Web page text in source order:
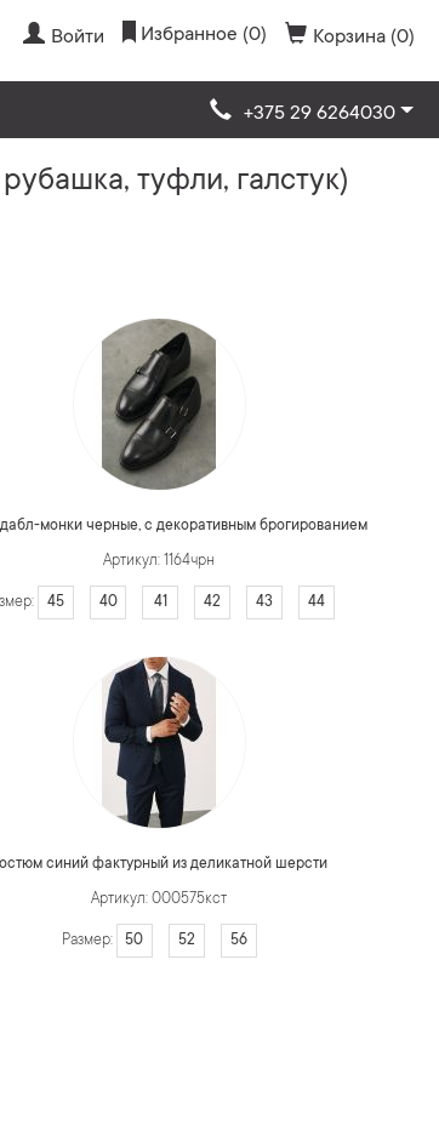
Войти Избранное (0) Корзина (0)
+375 29 6264030
туфли, галстук)
монки черные, с декоративным брогированием
Артикул: 1164чрн
45 40 41 42 43 44
синий фактурный из деликатной шерсти
Артикул: 000575кст
Размер: 50 52 56